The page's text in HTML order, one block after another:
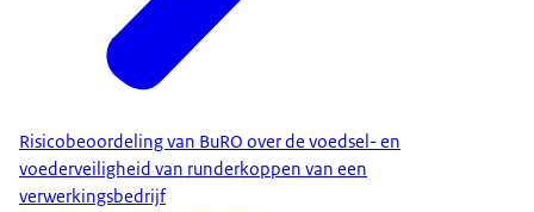
Risicobeoordeling van BuRO over de voedsel- en
voederveiligheid van runderkoppen van een
verwerkingsbedrijf